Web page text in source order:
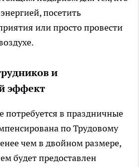
посетить
или просто провести
и
эффект
потребуется в праздничные
по Трудовому
чем в двойном размере,
будет предоставлен